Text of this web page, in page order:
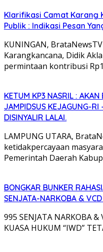
Klarifikasi Camat Karang
Publik : Indikasi Pesan
KUNINGAN,
Karangkancana, Didik
permintaan kontribusi
KETUM KP3 NASRIL :
JAMPIDSUS KEJAGUNG-RI
DISINYALIR LALAI.
LAMPUNG UTARA,
ketidakpercayaan
Pemerintah Daerah
BONGKAR BUNKER
SENJATA-NARKOBA &
995 SENJATA NARKOBA &
KUASA HUKUM “IWD”